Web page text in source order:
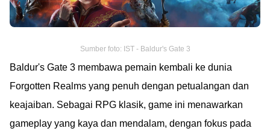
Sumber foto: IST - Baldur's Gate 3
Baldur's Gate 3 membawa pemain kembali ke dunia
Forgotten Realms yang penuh dengan petualangan dan
keajaiban. Sebagai RPG klasik, game ini menawarkan
gameplay yang kaya dan mendalam, dengan fokus pada